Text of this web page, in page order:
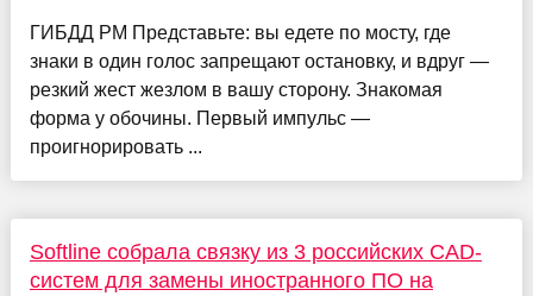
ГИБДД РМ Представьте: вы едете по мосту, где
знаки в один голос запрещают остановку, и вдруг —
резкий жест жезлом в вашу сторону. Знакомая
форма у обочины. Первый импульс —
проигнорировать ...
Softline собрала связку из 3 российских CAD-
систем для замены иностранного ПО на